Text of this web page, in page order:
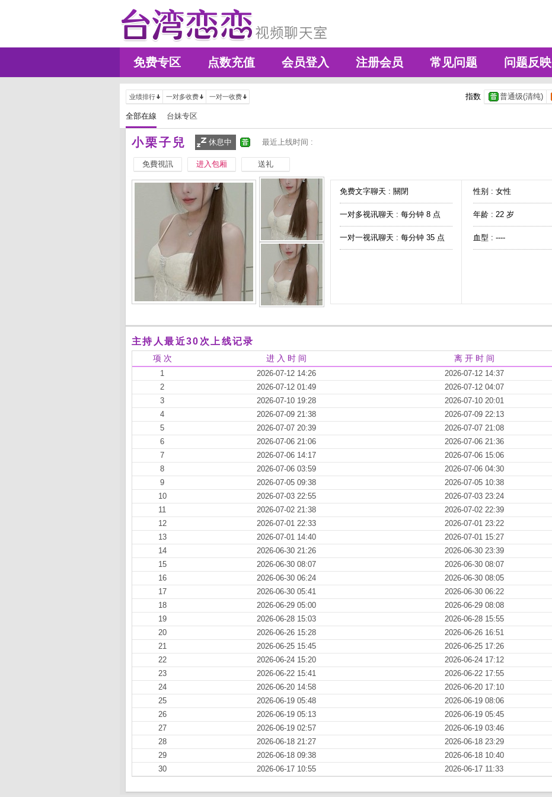
免费专区 点数充值 会员登入 注册会员 常见问题 问题反映
业绩排行 一对多收费 一对一收费 指数 普通级(清纯)
全部在線 台妹专区
小栗子兒 休息中 最近上线时间 :
免費視訊 进入包厢 送礼
免费文字聊天 : 關閉
一对多视讯聊天 : 每分钟 8 点
一对一视讯聊天 : 每分钟 35 点
性别 : 女性
年龄 : 22 岁
血型 : ----
主持人最近30次上线记录
项 次 进 入 时 间 离 开 时 间
1 2026-07-12 14:26 2026-07-12 14:37
2
2026-07-12 01:49 2026-07-12 04:07
3
2026-07-10 19:28 2026-07-10 20:01
4
2026-07-09 21:38 2026-07-09 22:13
5
2026-07-07 20:39 2026-07-07 21:08
6
2026-07-06 21:06 2026-07-06 21:36
7
2026-07-06 14:17 2026-07-06 15:06
8
2026-07-06 03:59 2026-07-06 04:30
9
2026-07-05 09:38 2026-07-05 10:38
10
2026-07-03 22:55 2026-07-03 23:24
11
2026-07-02 21:38 2026-07-02 22:39
12
2026-07-01 22:33 2026-07-01 23:22
13
2026-07-01 14:40 2026-07-01 15:27
14
2026-06-30 21:26 2026-06-30 23:39
15
2026-06-30 08:07 2026-06-30 08:07
16
2026-06-30 06:24 2026-06-30 08:05
17
2026-06-30 05:41 2026-06-30 06:22
18
2026-06-29 05:00 2026-06-29 08:08
19
2026-06-28 15:03 2026-06-28 15:55
20
2026-06-26 15:28 2026-06-26 16:51
21
2026-06-25 15:45 2026-06-25 17:26
22
2026-06-24 15:20 2026-06-24 17:12
23
2026-06-22 15:41 2026-06-22 17:55
24
2026-06-20 14:58 2026-06-20 17:10
25
2026-06-19 05:48 2026-06-19 08:06
26
2026-06-19 05:13 2026-06-19 05:45
27
2026-06-19 02:57 2026-06-19 03:46
28
2026-06-18 21:27 2026-06-18 23:29
29
2026-06-18 09:38 2026-06-18 10:40
30
2026-06-17 10:55 2026-06-17 11:33